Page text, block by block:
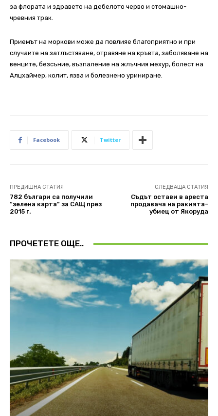
за флората и здравето на дебелото черво и стомашно-
чревния трак.
Приемът на моркови може да повлияе благоприятно и при
случаите на затлъстяване, отравяне на кръвта, заболяване на
венците, безсъние, възпаление на жлъчния мехур, болест на
Алцхаймер, колит, язва и болезнено уриниране.
Facebook Twitter
ПРЕДИШНА СТАТИЯ
782 българи са получили
“зелена карта” за САЩ през
2015 г.
СЛЕДВАЩА СТАТИЯ
Съдът остави в ареста
продавача на ракията-
убиец от Якоруда
ПРОЧЕТЕТЕ ОЩЕ..